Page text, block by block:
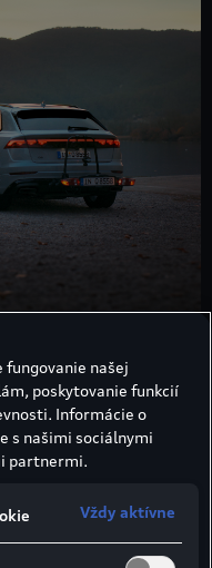
fungovanie našej
poskytovanie funkcií
Informácie o
s našimi sociálnymi
partnermi.
Vždy aktívne